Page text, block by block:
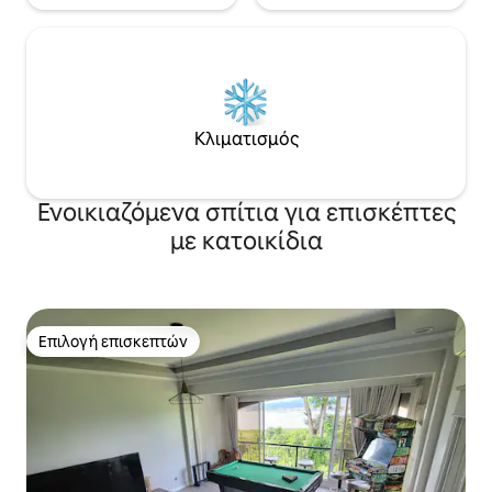
Κλιματισμός
Ενοικιαζόμενα σπίτια για επισκέπτες
με κατοικίδια
Επιλογή επισκεπτών
Επιλογή επισκεπτών